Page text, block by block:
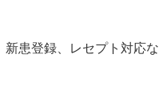
患登録、レセプト対応な